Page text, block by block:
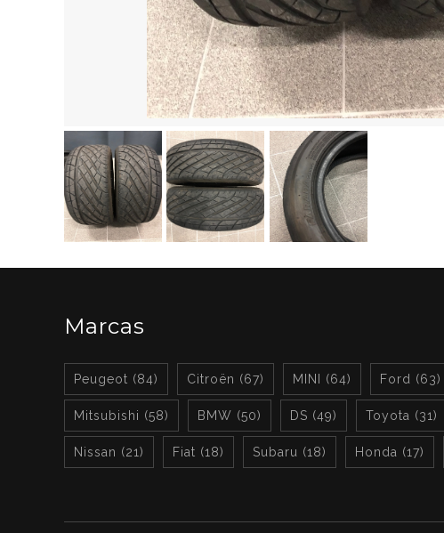
Marcas
Peugeot (84) Citroën (67) MINI (64) Ford (63)
Mitsubishi (58) BMW (50) DS (49) Toyota (31)
Nissan (21) Fiat (18) Subaru (18) Honda (17)